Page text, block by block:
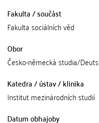
Fakulta / součást
Fakulta sociálních věd
Obor
Česko-německá studia/
Katedra / ústav / klinika
Institut mezinárodních studií
Datum obhajoby